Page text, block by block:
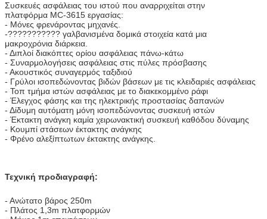
Συσκευές ασφάλειας του ιστού που αναρριχείται στην
πλατφόρμα MC-3615 εργασίας:
- Μόνες φρενάροντας μηχανές.
-??????????? γαλβανισμένα δομικά στοιχεία κατά μια
μακροχρόνια διάρκεια.
- Διπλοί διακόπτες ορίου ασφάλειας πάνω-κάτω
- Συναρμολογήσεις ασφάλειας στις πύλες πρόσβασης
- Ακουστικός συναγερμός ταξιδιού
- Γρύλοι ισοπεδώνοντας βιδών βάσεων με τις κλειδαριές ασφάλειας
- Τοπ τμήμα ιστών ασφάλειας με το διακεκομμένο ράφι
- Έλεγχος φάσης και της ηλεκτρικής προστασίας δαπανών
- Δίδυμη αυτόματη μόνη ισοπεδώνοντας συσκευή ιστών
- Έκτακτη ανάγκη καμία χειρωνακτική συσκευή καθόδου δύναμης
- Κουμπί στάσεων έκτακτης ανάγκης
- Φρένο αλεξίπτωτων έκτακτης ανάγκης.
Τεχνική προδιαγραφή:
- Ανώτατο βάρος 250m
- Πλάτος 1,3m πλατφορμών